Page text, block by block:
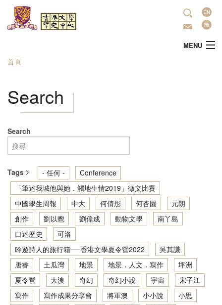
移至主內容
語
言
MENU
中心簡介
學術研究
文學推廣
出版
香港文學資料庫
相關連結
您在這裡
首頁
Search
Search
Tags - 任何 -
Conference
「筆述我城他與她．觸地生情2019」徵文比賽
中國學生周報
中大 何倩彤 何杏園
元朗
創作
劉以鬯 劉偉成 動物文學
南丫島
口述歷史
可洛
吟遊詩人的旅行箱──香港文學夏令營2022
吳其謙
唐睿
土瓜灣 地景 地景．人文．寫作
坪洲
夏令營
大澳 奇幻 奇幻小說 宇宙
宋子江
寫作
寫作成果分享會 將軍澳 小小說
小思